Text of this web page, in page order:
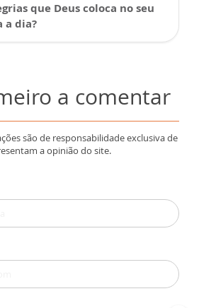
que Deus coloca no seu
a dia?
a comentar
são de responsabilidade exclusiva de
a opinião do site.